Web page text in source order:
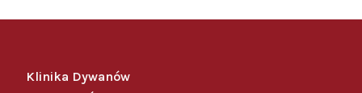
Klinika Dywanów